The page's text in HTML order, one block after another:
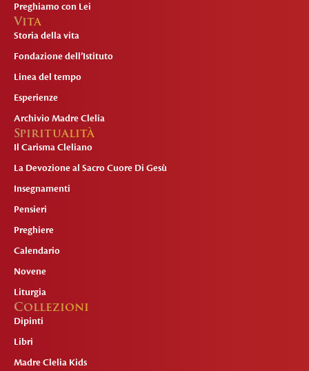
Preghiamo con Lei
Vita
Storia della vita
Fondazione dell’Istituto
Linea del tempo
Esperienze
Archivio Madre Clelia
Spiritualità
Il Carisma Cleliano
La Devozione al Sacro Cuore Di Gesù
Insegnamenti
Pensieri
Preghiere
Calendario
Novene
Liturgia
Collezioni
Dipinti
Libri
Madre Clelia Kids